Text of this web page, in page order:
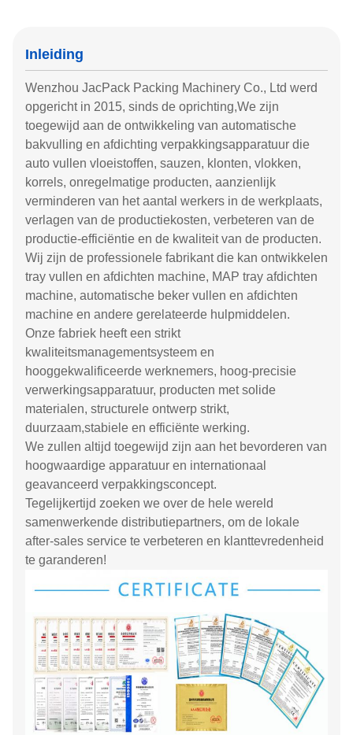
Inleiding
Wenzhou JacPack Packing Machinery Co., Ltd werd
opgericht in 2015, sinds de oprichting,We zijn
toegewijd aan de ontwikkeling van automatische
bakvulling en afdichting verpakkingsapparatuur die
auto vullen vloeistoffen, sauzen, klonten, vlokken,
korrels, onregelmatige producten, aanzienlijk
verminderen van het aantal werkers in de werkplaats,
verlagen van de productiekosten, verbeteren van de
productie-efficiëntie en de kwaliteit van de producten.
Wij zijn de professionele fabrikant die kan ontwikkelen
tray vullen en afdichten machine, MAP tray afdichten
machine, automatische beker vullen en afdichten
machine en andere gerelateerde hulpmiddelen.
Onze fabriek heeft een strikt
kwaliteitsmanagementsysteem en
hooggekwalificeerde werknemers, hoog-precisie
verwerkingsapparatuur, producten met solide
materialen, structurele ontwerp strikt,
duurzaam,stabiele en efficiënte werking.
We zullen altijd toegewijd zijn aan het bevorderen van
hoogwaardige apparatuur en internationaal
geavanceerd verpakkingsconcept.
Tegelijkertijd zoeken we over de hele wereld
samenwerkende distributiepartners, om de lokale
after-sales service te verbeteren en klanttevredenheid
te garanderen!